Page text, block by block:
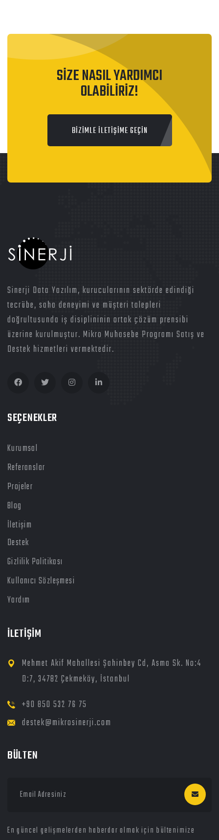
SİZE NASIL YARDIMCI
OLABİLİRİZ!
BİZİMLE İLETİŞİME GEÇİN
Sinerji Data Yazılım, kurucularının sektörde edindiği
tecrübe, saha deneyimi ve müşteri talepleri
doğrultusunda iş disiplininin ortak çözüm prensibi
üzerine kurulmuştur. Mikro Muhasebe Programı Satış ve
Destek hizmetleri vermektedir.
SEÇENEKLER
Kurumsal
Referanslar
Projeler
Blog
İletişim
Destek
Gizlilik Politikası
Kullanıcı Sözleşmesi
Yardım
İLETİŞİM
Mehmet Akif Mahallesi Şahinbey Cd, Asma Sk. No:4
D:7, 34782 Çekmeköy, İstanbul
+90 850 532 76 75
destek@mikrosinerji.com
BÜLTEN
En güncel gelişmelerden haberdar olmak için bültenimize